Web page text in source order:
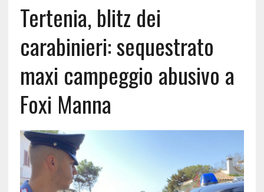
Tertenia, blitz dei
carabinieri: sequestrato
maxi campeggio abusivo a
Foxi Manna